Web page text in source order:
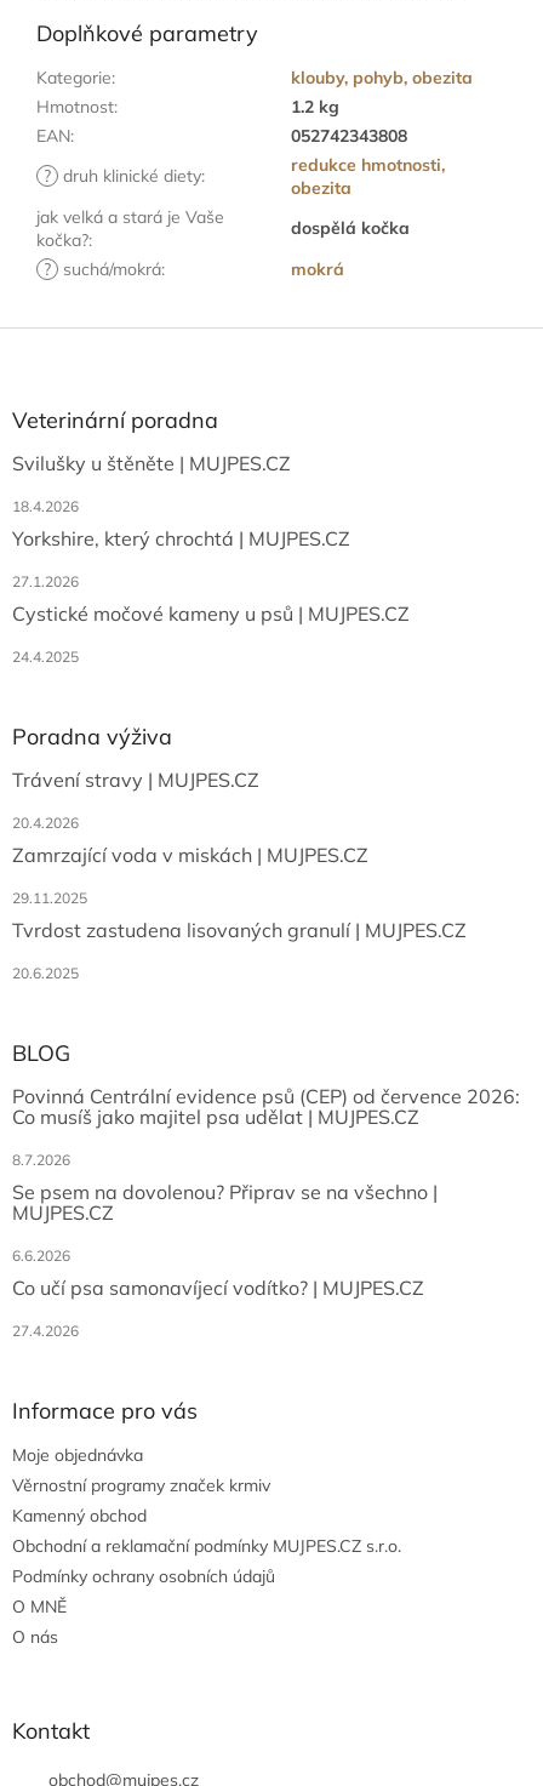
Doplňkové parametry
Kategorie:
klouby, pohyb, obezita
Hmotnost:
1.2 kg
EAN:
052742343808
? druh klinické diety:
redukce hmotnosti,
obezita
jak velká a stará je Vaše
kočka?:
dospělá kočka
?
suchá/mokrá: mokrá
aVeterinární poradna
Svilušky u štěněte | MUJPES.CZ
18.4.2026
Yorkshire, který chrochtá | MUJPES.CZ
27.1.2026
Cystické močové kameny u psů | MUJPES.CZ
24.4.2025
Poradna výživa
Trávení stravy | MUJPES.CZ
20.4.2026
Zamrzající voda v miskách | MUJPES.CZ
29.11.2025
Tvrdost zastudena lisovaných granulí | MUJPES.CZ
20.6.2025
BLOG
Povinná Centrální evidence psů (CEP) od července 2026:
Co musíš jako majitel psa udělat | MUJPES.CZ
8.7.2026
Se psem na dovolenou? Připrav se na všechno |
MUJPES.CZ
6.6.2026
Co učí psa samonavíjecí vodítko? | MUJPES.CZ
27.4.2026
Informace pro vás
Moje objednávka
Věrnostní programy značek krmiv
Kamenný obchod
Obchodní a reklamační podmínky MUJPES.CZ s.r.o.
Podmínky ochrany osobních údajů
O MNĚ
O nás
Kontakt
obchod@mujpes.cz